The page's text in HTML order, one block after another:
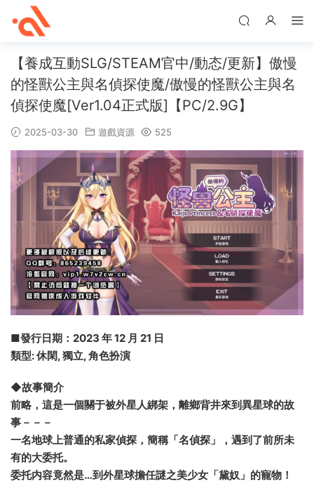
【養成互動SLG/STEAM官中/動态/更新】傲慢
的怪獸公主與名偵探使魔/傲慢的怪獸公主與名
偵探使魔[Ver1.04正式版]【PC/2.9G】
2025-03-30 遊戲資源 525
■發行日期：2023 年 12 月 21 日
類型: 休閑, 獨立, 角色扮演
◆故事簡介
前略，這是一個關于被外星人綁架，離鄉背井來到異星球的故
事－－－
一名地球上普通的私家偵探，簡稱「名偵探」，遇到了前所未
有的大委托。
委托内容竟然是…到外星球擔任謎之美少女「黛奴」的寵物！